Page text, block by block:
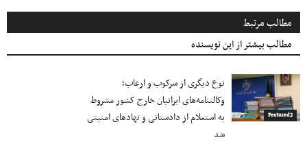
مطالب مرتبط
مطالب بیشتر از این نویسنده
Featured2
نوع دیگری از سرکوب و ارعاب؛
وکالتنامه‌های ایرانیان خارج کشور مشروط
به استعلام از دادستانی و نهادهای امنیتی
شد